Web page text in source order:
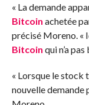
« La demande
Bitcoin achetée
précisé Moreno. «
Bitcoin qui n’a
« Lorsque le stock
nouvelle demande